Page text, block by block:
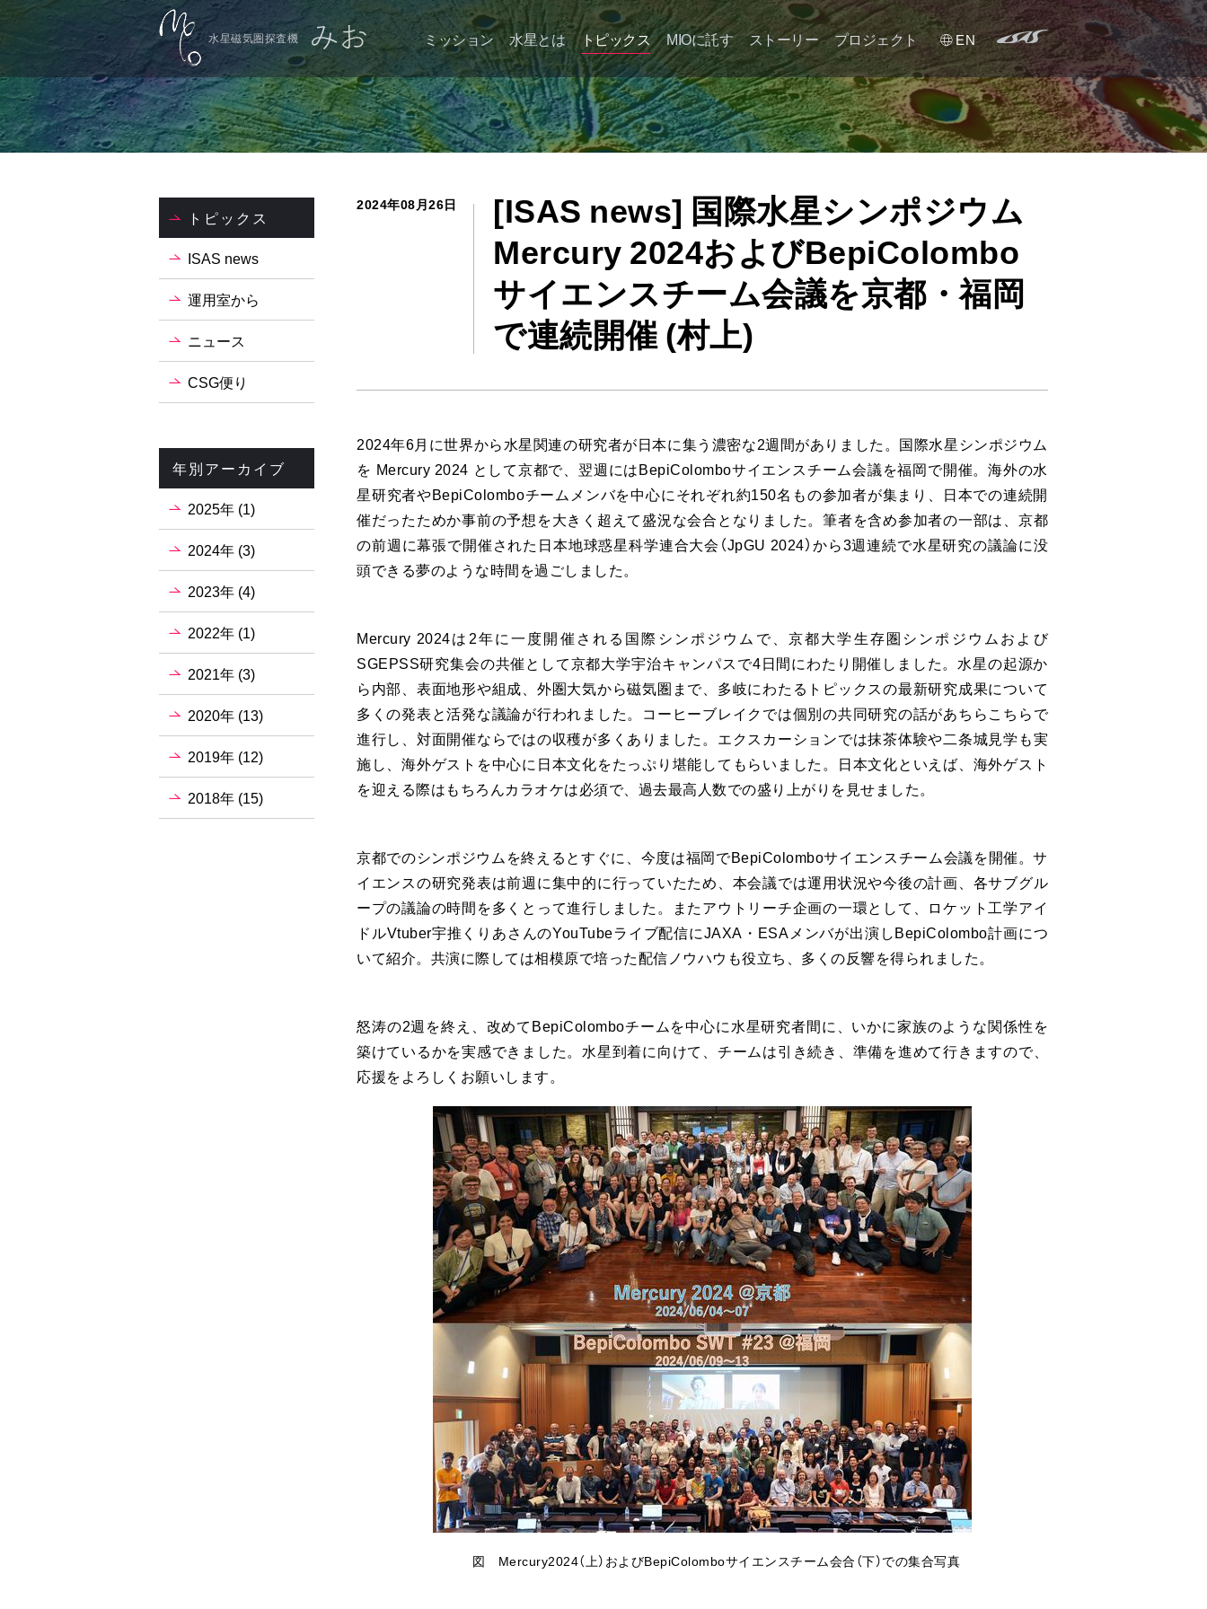
水星磁気圏探査機 ミッション
水星磁気圏探査機「みお」と
は？
探査機を知る
困難の多い旅
「みお」が目指すサイエンス
水星とは トピックス MIOに託す ストーリー プロジェクト
プロジェクトメンバー
PI メンバー
国際協力
EN
トピックス
ISAS news
運用室から
ニュース
CSG便り
年別アーカイブ
2025年 (1)
2024年 (3)
2023年 (4)
2022年 (1)
2021年 (3)
2020年 (13)
2019年 (12)
2018年 (15)
[ISAS news] 国際水星シンポジウム
Mercury 2024およびBepiColombo
サイエンスチーム会議を京都・福岡
で連続開催 (村上)
2024年08月26日
2024年6月に世界から水星関連の研究者が日本に集う濃密な2週間がありました。国際水星シンポジウム
を Mercury 2024 として京都で、翌週にはBepiColomboサイエンスチーム会議を福岡で開催。海外の水
星研究者やBepiColomboチームメンバを中心にそれぞれ約150名もの参加者が集まり、日本での連続開
催だったためか事前の予想を大きく超えて盛況な会合となりました。筆者を含め参加者の一部は、京都
の前週に幕張で開催された日本地球惑星科学連合大会（JpGU 2024）から3週連続で水星研究の議論に没
頭できる夢のような時間を過ごしました。
Mercury 2024は2年に一度開催される国際シンポジウムで、京都大学生存圏シンポジウムおよび
SGEPSS研究集会の共催として京都大学宇治キャンパスで4日間にわたり開催しました。水星の起源か
ら内部、表面地形や組成、外圏大気から磁気圏まで、多岐にわたるトピックスの最新研究成果について
多くの発表と活発な議論が行われました。コーヒーブレイクでは個別の共同研究の話があちらこちらで
進行し、対面開催ならではの収穫が多くありました。エクスカーションでは抹茶体験や二条城見学も実
施し、海外ゲストを中心に日本文化をたっぷり堪能してもらいました。日本文化といえば、海外ゲスト
を迎える際はもちろんカラオケは必須で、過去最高人数での盛り上がりを見せました。
京都でのシンポジウムを終えるとすぐに、今度は福岡でBepiColomboサイエンスチーム会議を開催。サ
イエンスの研究発表は前週に集中的に行っていたため、本会議では運用状況や今後の計画、各サブグル
ープの議論の時間を多くとって進行しました。またアウトリーチ企画の一環として、ロケット工学アイ
ドルVtuber宇推くりあさんのYouTubeライブ配信にJAXA・ESAメンバが出演しBepiColombo計画につ
いて紹介。共演に際しては相模原で培った配信ノウハウも役立ち、多くの反響を得られました。
怒涛の2週を終え、改めてBepiColomboチームを中心に水星研究者間に、いかに家族のような関係性を
築けているかを実感できました。水星到着に向けて、チームは引き続き、準備を進めて行きますので、
応援をよろしくお願いします。
図 Mercury2024（上）およびBepiColomboサイエンスチーム会合（下）での集合写真